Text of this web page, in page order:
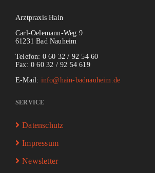
Arztpraxis Hain
Carl-Oelemann-Weg 9
61231 Bad Nauheim
Telefon: 0 60 32 / 92 54 60
Fax: 0 60 32 / 92 54 619
E-Mail: info@hain-badnauheim.de
SERVICE
Datenschutz
Impressum
Newsletter